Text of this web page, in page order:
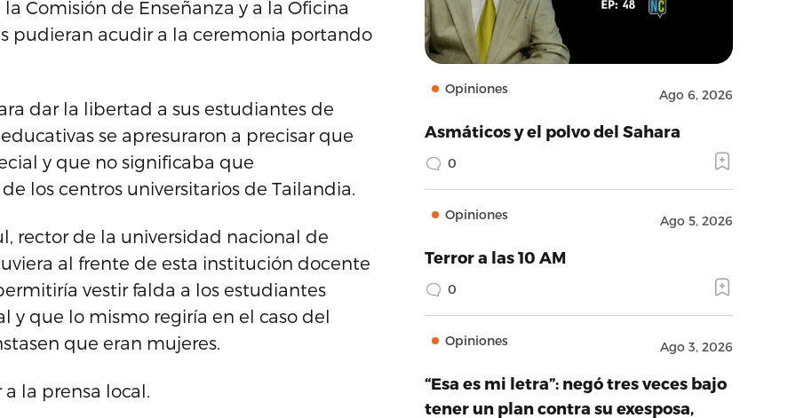
Comisión de Enseñanza y a la Oficina
pudieran acudir a la ceremonia portando
dar la libertad a sus estudiantes de
se apresuraron a precisar que
y que no significaba que
los centros universitarios de Tailandia.
rector de la universidad nacional de
al frente de esta institución docente
vestir falda a los estudiantes
y que lo mismo regiría en el caso del
que eran mujeres.
a la prensa local.
Opiniones Ago 6, 2026
Asmáticos y el polvo del Sahara
0
Opiniones Ago 5, 2026
Terror a las 10 AM
0
Opiniones Ago 3, 2026
“Esa es mi letra”: negó tres veces bajo
tener un plan contra su exesposa,